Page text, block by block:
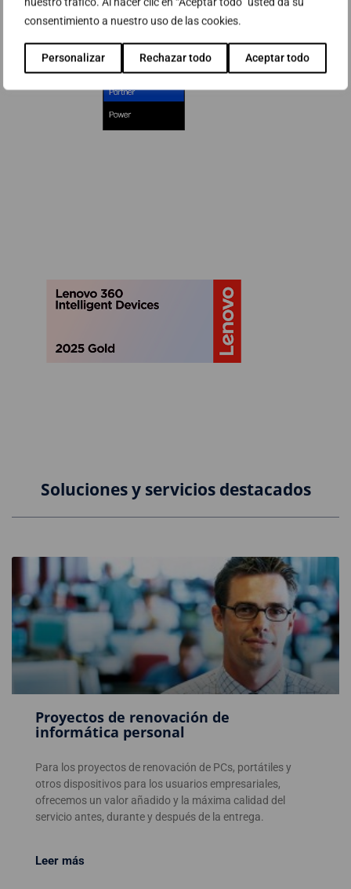
consentimiento a nuestro uso de las cookies.
Personalizar Rechazar todo Aceptar todo
Soluciones y servicios destacados
Proyectos de renovación de
informática personal
Para los proyectos de renovación de PCs, portátiles y
otros dispositivos para los usuarios empresariales,
ofrecemos un valor añadido y la máxima calidad del
servicio antes, durante y después de la entrega.
Leer más